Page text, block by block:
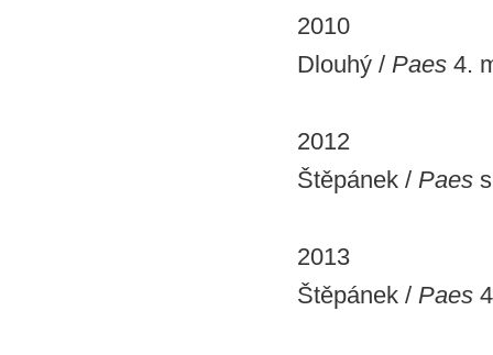
2010
Dlouhý / Paes 4.
2012
Štěpánek / Paes
2013
Štěpánek / Paes